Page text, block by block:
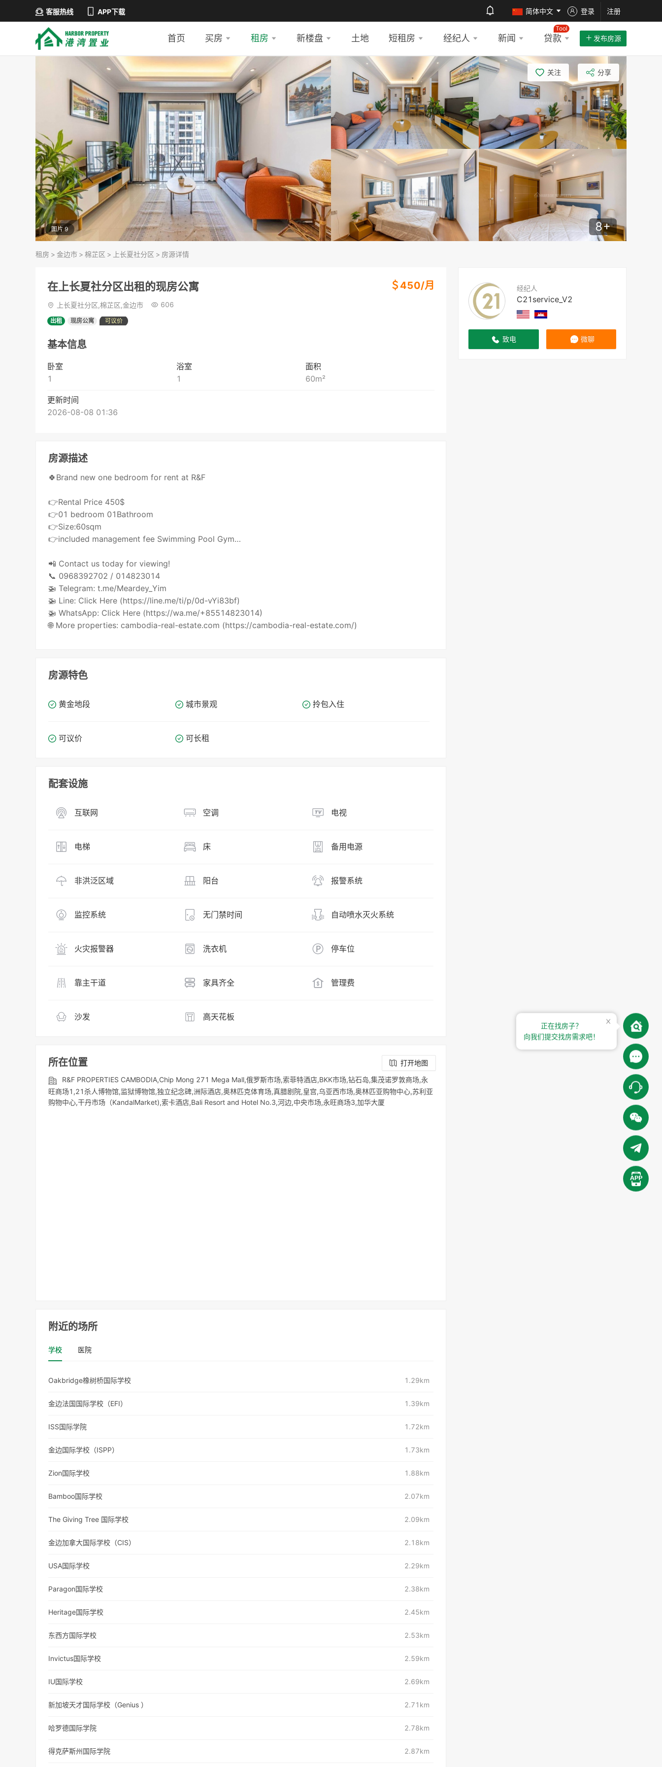
客服热线 APP下载 简体中文 登录 注册
首页 买房 租房 新楼盘 土地 短租房 经纪人 新闻 贷款
Tool
发布房源
图片 9 8+
关注 分享
租房 > 金边市 > 棉芷区 > 上长夏社分区 > 房源详情
经纪人
C21service_V2
致电 微聊
在上长夏社分区出租的现房公寓 ＄ 450/月
上长夏社分区,棉芷区,金边市 606
出租 现房公寓 可议价
基本信息
卧室
1
浴室
1
面积
60m²
更新时间
2026-08-08 01:36
房源描述
🍀Brand new one bedroom for rent at R&F
👉Rental Price 450$
👉01 bedroom 01Bathroom
👉Size:60sqm
👉included management fee Swimming Pool Gym…
📲 Contact us today for viewing!
📞 0968392702 / 014823014
🚁 Telegram: t.me/Meardey_Yim
🚁 Line: Click Here (https://line.me/ti/p/0d-vYi83bf)
🚁 WhatsApp: Click Here (https://wa.me/+85514823014)
🌐 More properties: cambodia-real-estate.com (https://cambodia-real-estate.com/)
房源特色
黄金地段 城市景观 拎包入住
可议价 可长租
配套设施
互联网 空调 电视
电梯 床 备用电源
非洪泛区域 阳台 报警系统
监控系统 无门禁时间 自动喷水灭火系统
火灾报警器 洗衣机 停车位
靠主干道 家具齐全 管理费
沙发 高天花板
所在位置
打开地图
R&F PROPERTIES CAMBODIA,Chip Mong 271 Mega Mall,俄罗斯市场,索菲特酒店,BKK市场,钻石岛,集茂诺罗敦商场,永
旺商场1,21杀人博物馆,监狱博物馆,独立纪念碑,洲际酒店,奥林匹克体育场,真腊剧院,皇宫,乌亚西市场,奥林匹亚购物中心,苏利亚
购物中心,干丹市场（KandalMarket),索卡酒店,Bali Resort and Hotel No.3,河边,中央市场,永旺商场3,加华大厦
附近的场所
学校 医院
Oakbridge橡树桥国际学校 1.29km
金边法国国际学校（EFI） 1.39km
ISS国际学院 1.72km
金边国际学校（ISPP） 1.73km
Zion国际学校 1.88km
Bamboo国际学校 2.07km
The Giving Tree 国际学校 2.09km
金边加拿大国际学校（CIS） 2.18km
USA国际学校 2.29km
Paragon国际学校 2.38km
Heritage国际学校 2.45km
东西方国际学校 2.53km
Invictus国际学校 2.59km
IU国际学校 2.69km
新加坡天才国际学校（Genius ） 2.71km
哈罗德国际学院 2.78km
得克萨斯州国际学院 2.87km
正在找房子？
向我们提交找房需求吧！